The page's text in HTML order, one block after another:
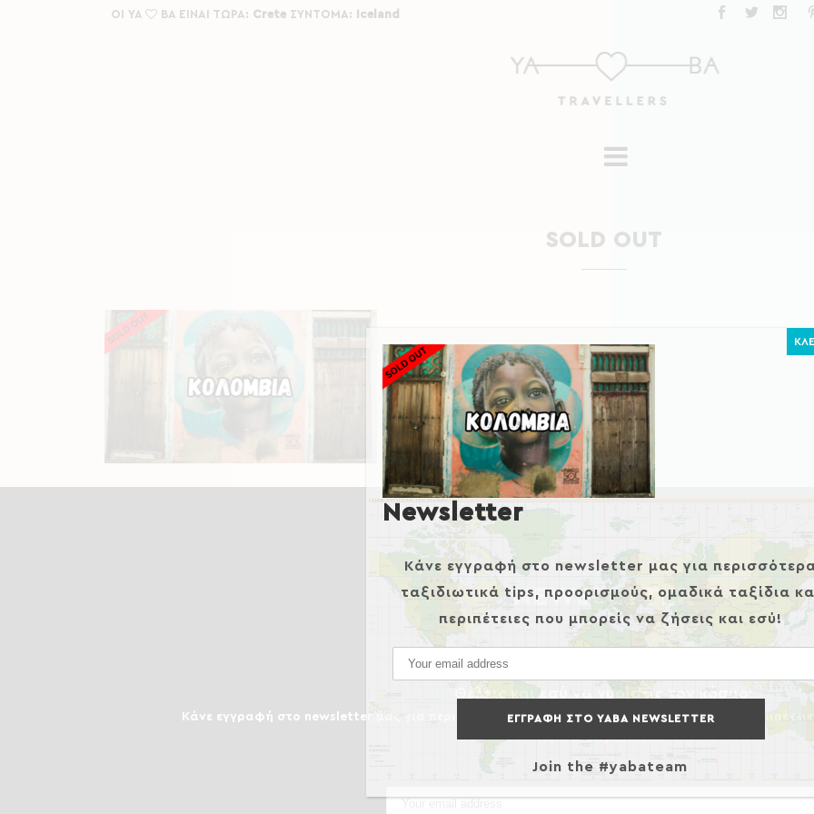
ΟΙ YA BA ΕΙΝΑΙ ΤΩΡΑ: Crete ΣΥΝΤΟΜΑ: Iceland
SOLD OUT
NEWSLETTER
Θέλεις και εσύ να γυρίσεις τον κόσμο;
Κάνε εγγραφή στο newsletter μας για περισσότερα ταξιδιωτικά tips, προορισμούς και
Join the #yabateam
Newsletter
Κάνε εγγραφή στο newsletter μας για
ταξιδιωτικά tips, προορισμούς, ομαδικά ταξίδια
περιπέτειες που μπορείς να ζήσεις και εσύ!
Join the #yabateam